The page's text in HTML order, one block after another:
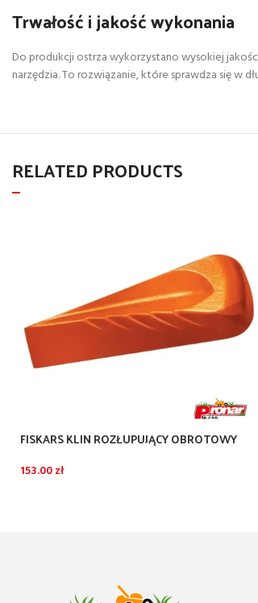
Trwałość i jakość wykonania
Do produkcji ostrza wykorzystano wysokiej
narzędzia. To rozwiązanie, które sprawdza się w
RELATED PRODUCTS
FISKARS KLIN ROZŁUPUJĄCY OBROTOWY
153.00zł